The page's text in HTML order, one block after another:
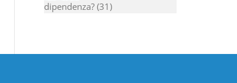
dipendenza? 31